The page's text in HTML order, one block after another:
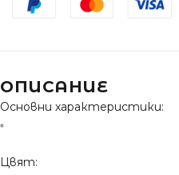
ОПИСАНИЕ
Основни характеристики:
*
Цвят: